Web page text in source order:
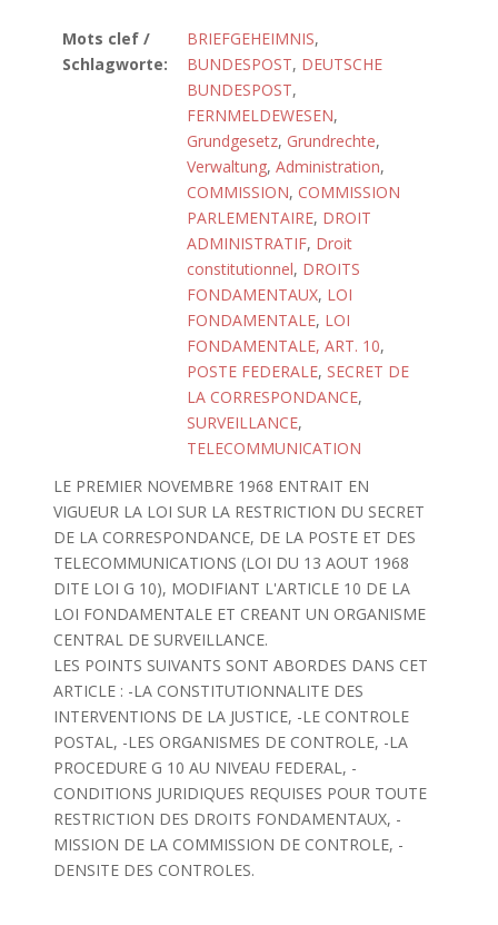
Mots clef /
Schlagworte:
BRIEFGEHEIMNIS,
BUNDESPOST, DEUTSCHE
BUNDESPOST,
FERNMELDEWESEN,
Grundgesetz, Grundrechte,
Verwaltung, Administration,
COMMISSION, COMMISSION
PARLEMENTAIRE, DROIT
ADMINISTRATIF, Droit
constitutionnel, DROITS
FONDAMENTAUX, LOI
FONDAMENTALE, LOI
FONDAMENTALE, ART. 10,
POSTE FEDERALE, SECRET DE
LA CORRESPONDANCE,
SURVEILLANCE,
TELECOMMUNICATION
LE PREMIER NOVEMBRE 1968 ENTRAIT EN
VIGUEUR LA LOI SUR LA RESTRICTION DU SECRET
DE LA CORRESPONDANCE, DE LA POSTE ET DES
TELECOMMUNICATIONS (LOI DU 13 AOUT 1968
DITE LOI G 10), MODIFIANT L'ARTICLE 10 DE LA
LOI FONDAMENTALE ET CREANT UN ORGANISME
CENTRAL DE SURVEILLANCE.
LES POINTS SUIVANTS SONT ABORDES DANS CET
ARTICLE : -LA CONSTITUTIONNALITE DES
INTERVENTIONS DE LA JUSTICE, -LE CONTROLE
POSTAL, -LES ORGANISMES DE CONTROLE, -LA
PROCEDURE G 10 AU NIVEAU FEDERAL, -
CONDITIONS JURIDIQUES REQUISES POUR TOUTE
RESTRICTION DES DROITS FONDAMENTAUX, -
MISSION DE LA COMMISSION DE CONTROLE, -
DENSITE DES CONTROLES.